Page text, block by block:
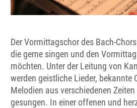
Der Vormittagschor des Bach-
die gerne singen und den
möchten. Unter der Leitung von
werden geistliche Lieder, bekannte
Melodien aus verschiedenen
gesungen. In einer offenen und